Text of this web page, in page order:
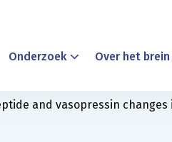
Onderzoek Over het brein
and vasopressin